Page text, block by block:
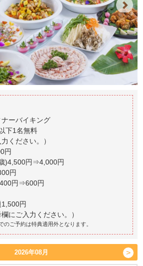
Next
ーバイキング
下1名無料
ください。）
円
)4,500円⇒4,000円
円
円⇒600円
円
のご予約は特典適用外となります。
2026年08月